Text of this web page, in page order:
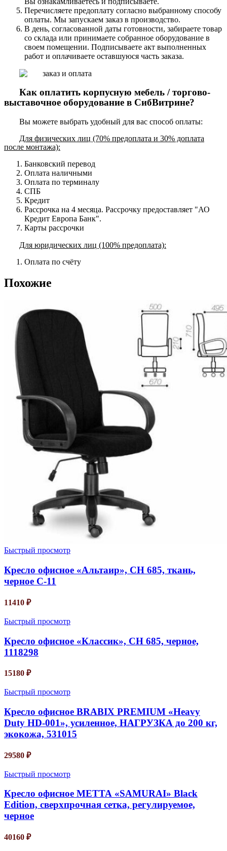
Перечисляете предоплату согласно выбранному способу
оплаты. Мы запускаем заказ в производство.
В день, согласованной даты готовности, забираете товар
со склада или принимаете собранное оборудование в
своем помещении. Подписываете акт выполненных
работ и оплачиваете оставшуюся часть заказа.
Как оплатить корпусную мебель / торгово-
выставочное оборудование в СибВитрине?
Вы можете выбрать удобный для вас способ оплаты:
Для физических лиц (70% предоплата и 30% доплата
после монтажа):
Банковский перевод
Оплата наличными
Оплата по терминалу
СПБ
Кредит
Рассрочка на 4 месяца. Рассрочку предоставляет "АО
Кредит Европа Банк".
Карты рассрочки
Для юридических лиц (100% предоплата):
Оплата по счёту
Похожие
Быстрый просмотр
Кресло офисное «Альтаир», CH 685, ткань,
черное C-11
11410 ₽
Быстрый просмотр
Кресло офисное «Классик», СН 685, черное,
1118298
15180 ₽
Быстрый просмотр
Кресло офисное BRABIX PREMIUM «Heavy
Duty HD-001», усиленное, НАГРУЗКА до 200 кг,
экокожа, 531015
29580 ₽
Быстрый просмотр
Кресло офисное МЕТТА «SAMURAI» Black
Edition, сверхпрочная сетка, регулируемое,
черное
40160 ₽